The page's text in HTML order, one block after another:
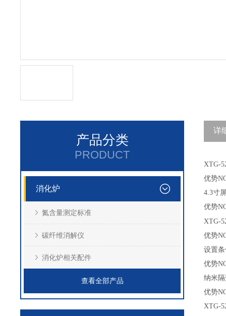
产品分类
PRODUCT
消化炉
氮含量测定标准
碳纤维消解仪
消化炉相关配件
查看全部产品
详
XTG-
优势
4.3寸
优势
XTG-
优势
设置
优势
纳米
优势
XTG-